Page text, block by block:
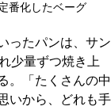
番化したベーグ
ったパンは、サン
少量ずつ焼き上
。「たくさんの中
いから、どれも手